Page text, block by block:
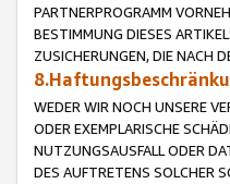
PARTNERPROGRAMM
BESTIMMUNG DIESES
ZUSICHERUNGEN, DIE NACH
WEDER WIR NOCH UNSERE
ODER EXEMPLARISCHE
NUTZUNGSAUSFALL ODER
DES AUFTRETENS SOLCHER